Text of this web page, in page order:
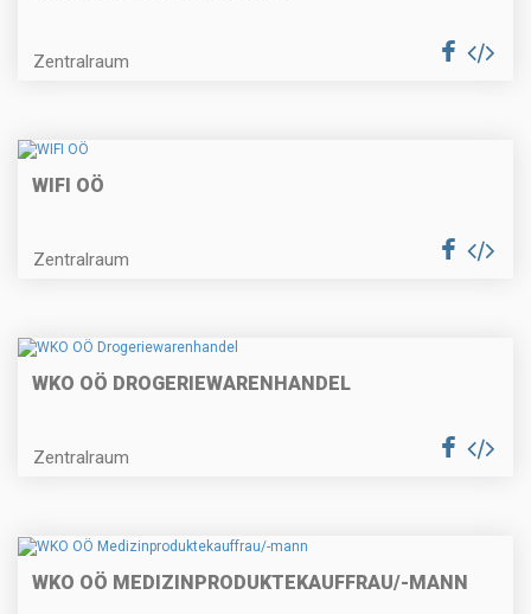
Zentralraum
WIFI OÖ
Zentralraum
WKO OÖ DROGERIEWARENHANDEL
Zentralraum
WKO OÖ MEDIZINPRODUKTEKAUFFRAU/-MANN